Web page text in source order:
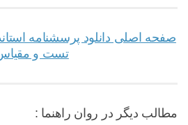
صفحه اصلی دانلود پرسشنامه
تست و
مطالب دیگر در روان راهنما :